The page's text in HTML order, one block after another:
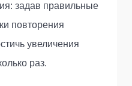
задав правильные
повторения
увеличения
раз.